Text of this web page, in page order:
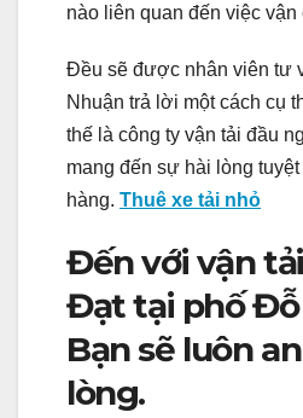
nào liên quan đến việc vận
Đều sẽ được nhân viên tư
Nhuận trả lời một cách cụ
thế là công ty vận tải đầu
mang đến sự hài lòng
hàng. Thuê xe tải nhỏ
Đến với vận
Đạt tại phố Đỗ
Bạn sẽ luôn
lòng.